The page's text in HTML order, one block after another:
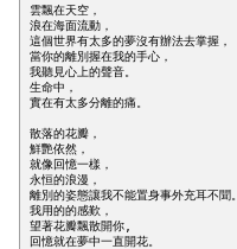
雲飄在天空，
浪在海面流動，
這個世界有太多的夢沒有辦法去掌握，
當你的離別握在我的手心，
我聽見心上的聲音。
生命中，
實在有太多分離的痛。
散落的花瓣，
鮮艷依然，
就像回憶一樣，
永恒的浪漫，
離別的姿態讓我不能置身事外充耳不聞。
我用的的感歎，
望著花瓣飄散開你,
回憶就在夢中一直開花。